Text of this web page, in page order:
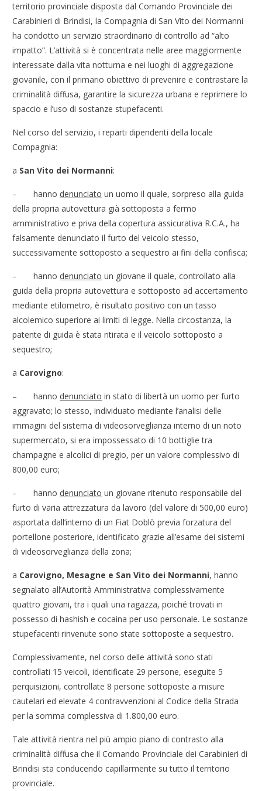
territorio provinciale disposta dal Comando Provinciale dei
Carabinieri di Brindisi, la Compagnia di San Vito dei Normanni
ha condotto un servizio straordinario di controllo ad “alto
impatto”. L’attività si è concentrata nelle aree maggiormente
interessate dalla vita notturna e nei luoghi di aggregazione
giovanile, con il primario obiettivo di prevenire e contrastare la
criminalità diffusa, garantire la sicurezza urbana e reprimere lo
spaccio e l’uso di sostanze stupefacenti.
Nel corso del servizio, i reparti dipendenti della locale
Compagnia:
a San Vito dei Normanni:
– hanno denunciato un uomo il quale, sorpreso alla guida
della propria autovettura già sottoposta a fermo
amministrativo e priva della copertura assicurativa R.C.A., ha
falsamente denunciato il furto del veicolo stesso,
successivamente sottoposto a sequestro ai fini della confisca;
– hanno denunciato un giovane il quale, controllato alla
guida della propria autovettura e sottoposto ad accertamento
mediante etilometro, è risultato positivo con un tasso
alcolemico superiore ai limiti di legge. Nella circostanza, la
patente di guida è stata ritirata e il veicolo sottoposto a
sequestro;
a Carovigno:
– hanno denunciato in stato di libertà un uomo per furto
aggravato; lo stesso, individuato mediante l’analisi delle
immagini del sistema di videosorveglianza interno di un noto
supermercato, si era impossessato di 10 bottiglie tra
champagne e alcolici di pregio, per un valore complessivo di
800,00 euro;
– hanno denunciato un giovane ritenuto responsabile del
furto di varia attrezzatura da lavoro (del valore di 500,00 euro)
asportata dall’interno di un Fiat Doblò previa forzatura del
portellone posteriore, identificato grazie all’esame dei sistemi
di videosorveglianza della zona;
a Carovigno, Mesagne e San Vito dei Normanni, hanno
segnalato all’Autorità Amministrativa complessivamente
quattro giovani, tra i quali una ragazza, poiché trovati in
possesso di hashish e cocaina per uso personale. Le sostanze
stupefacenti rinvenute sono state sottoposte a sequestro.
Complessivamente, nel corso delle attività sono stati
controllati 15 veicoli, identificate 29 persone, eseguite 5
perquisizioni, controllate 8 persone sottoposte a misure
cautelari ed elevate 4 contravvenzioni al Codice della Strada
per la somma complessiva di 1.800,00 euro.
Tale attività rientra nel più ampio piano di contrasto alla
criminalità diffusa che il Comando Provinciale dei Carabinieri di
Brindisi sta conducendo capillarmente su tutto il territorio
provinciale.